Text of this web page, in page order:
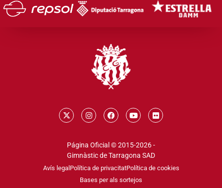
Página Oficial © 2015-2026 -
Gimnàstic de Tarragona SAD
Avís legal Política de privacitatPolítica de cookies
Bases per als sortejos